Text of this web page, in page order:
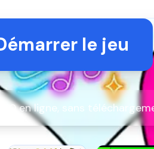
le jeu
en ligne, sans